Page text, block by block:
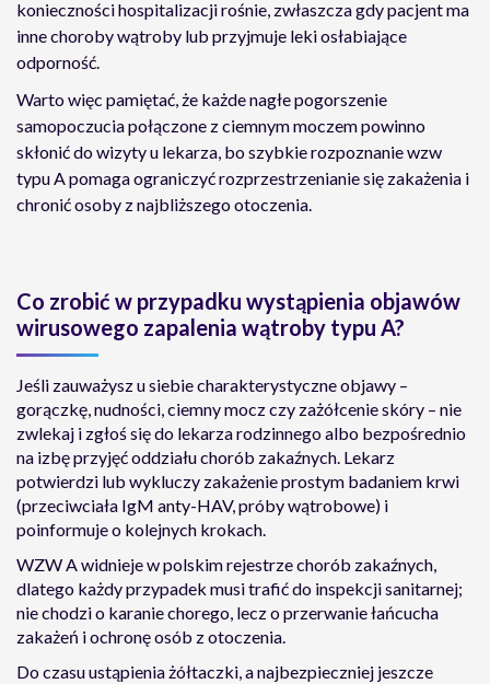
konieczności hospitalizacji rośnie, zwłaszcza gdy pacjent ma
inne choroby wątroby lub przyjmuje leki osłabiające
odporność.
Warto więc pamiętać, że każde nagłe pogorszenie
samopoczucia połączone z ciemnym moczem powinno
skłonić do wizyty u lekarza, bo szybkie rozpoznanie wzw
typu A pomaga ograniczyć rozprzestrzenianie się zakażenia i
chronić osoby z najbliższego otoczenia.
Co zrobić w przypadku wystąpienia objawów
wirusowego zapalenia wątroby typu A?
Jeśli zauważysz u siebie charakterystyczne objawy –
gorączkę, nudności, ciemny mocz czy zażółcenie skóry – nie
zwlekaj i zgłoś się do lekarza rodzinnego albo bezpośrednio
na izbę przyjęć oddziału chorób zakaźnych. Lekarz
potwierdzi lub wykluczy zakażenie prostym badaniem krwi
(przeciwciała IgM anty-HAV, próby wątrobowe) i
poinformuje o kolejnych krokach.
WZW A widnieje w polskim rejestrze chorób zakaźnych,
dlatego każdy przypadek musi trafić do inspekcji sanitarnej;
nie chodzi o karanie chorego, lecz o przerwanie łańcucha
zakażeń i ochronę osób z otoczenia.
Do czasu ustąpienia żółtaczki, a najbezpieczniej jeszcze